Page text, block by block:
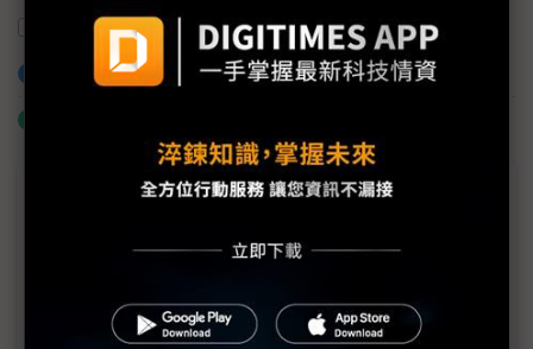
亞洲光學 力晶 數位轉型
加入已選取到「關鍵字追蹤」
議題精選－數位轉型專網
2022智造轉型大調查(上)系統整合與人才成首要課
2022智造轉型大調查(下)遠端辦公、備份備援為製造